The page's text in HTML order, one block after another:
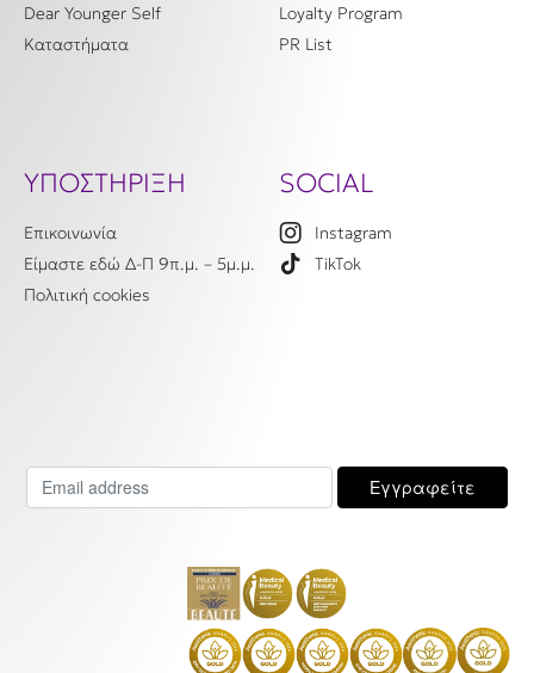
Dear Younger Self
Καταστήματα
Loyalty Program
PR List
ΥΠΟΣΤΗΡΙΞΗ
Επικοινωνία
Είμαστε εδώ Δ-Π 9π.μ. – 5μ.μ.
Πολιτική cookies
SOCIAL
Instagram
TikTok